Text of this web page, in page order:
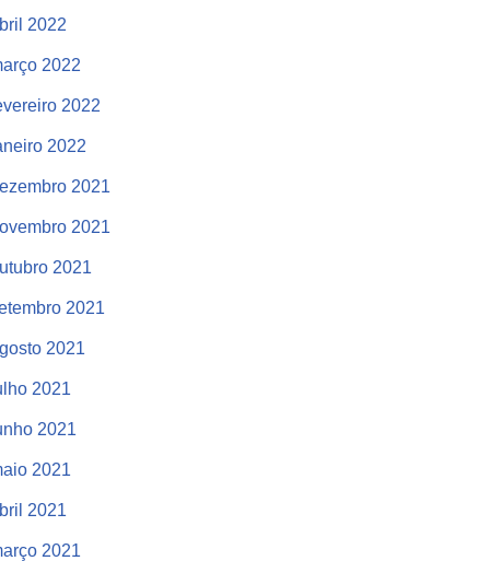
2022
2022
2022
2022
2021
2021
2021
2021
2021
2021
2021
2021
2021
2021